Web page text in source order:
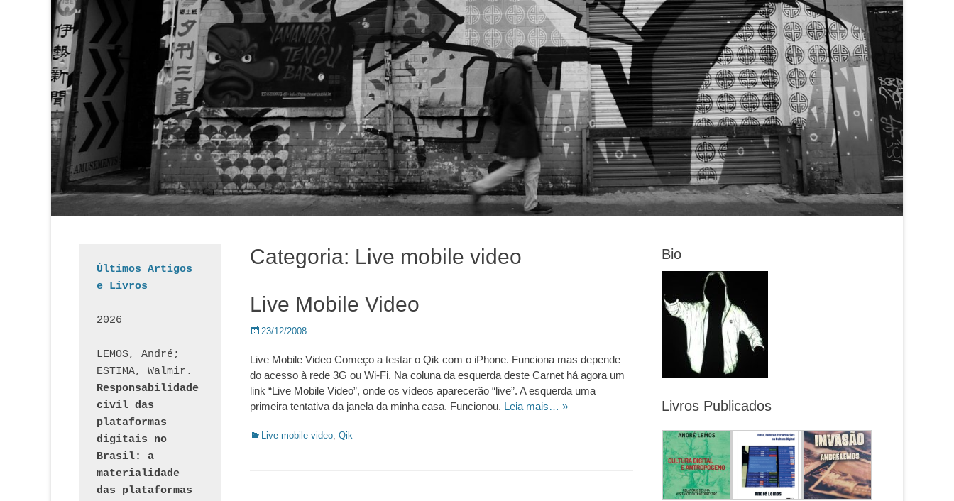
Categoria: Live mobile video
Live Mobile Video
Posted
23/12/2008
Live Mobile Video Começo a testar o Qik com o iPhone. Funciona mas depende
do acesso à rede 3G ou Wi-Fi. Na coluna da esquerda deste Carnet há agora um
link “Live Mobile Video”, onde os vídeos aparecerão “live”. A esquerda uma
primeira tentativa da janela da minha casa. Funcionou. Leia mais… »
Categorias:
Live mobile video, Qik
Bio
Livros Publicados
Últimos Artigos
e Livros
2026
LEMOS, André;
Responsabilidade
civil das
plataformas
digitais no
Brasil: a
materialidade
das plataformas